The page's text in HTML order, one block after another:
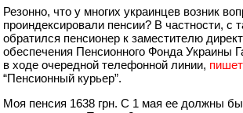
Резонно, что у многих украинцев возник
проиндексировали пенсии? В частности, с
обратился пенсионер к заместителю
обеспечения Пенсионного Фонда Украины
в ходе очередной телефонной линии, пишет
“Пенсионный курьер”.
Моя пенсия 1638 грн. С 1 мая ее должны